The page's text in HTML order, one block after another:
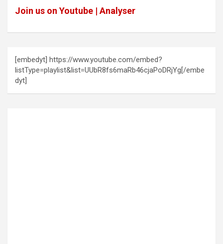
Join us on Youtube | Analyser
[embedyt] https://www.youtube.com/embed?
listType=playlist&list=UUbR8fs6maRb46cjaPoDRjYg[/embe
dyt]